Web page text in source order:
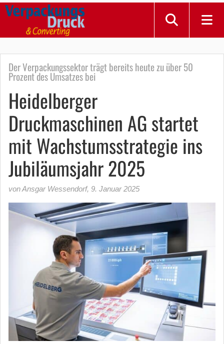
Der Verpackungssektor trägt bereits heute zu über 50
Prozent des Umsatzes bei
Heidelberger
Druckmaschinen AG startet
mit Wachstumsstrategie ins
Jubiläumsjahr 2025
von Ansgar Wessendorf, 9. Januar 2025